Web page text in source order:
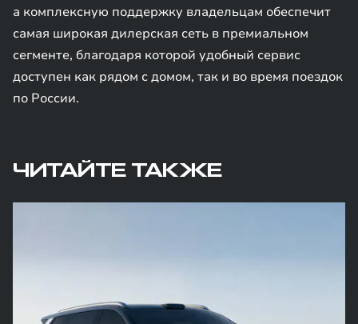
а комплексную поддержку владельцам обеспечит
самая широкая дилерская сеть в премиальном
сегменте, благодаря которой удобный сервис
доступен как рядом с домом, так и во время поездок
по России.
ЧИТАЙТЕ ТАКЖЕ